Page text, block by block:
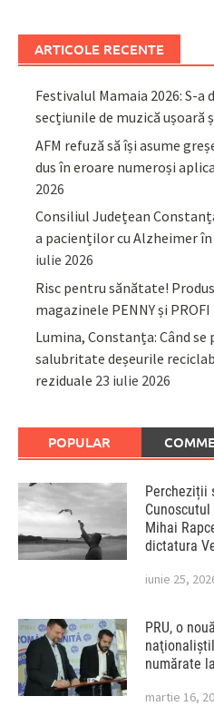
ARTICOLE RECENTE
Festivalul Mamaia 2026: S-
secțiunile de muzică ușoară
AFM refuză să își asume
dus în eroare numeroși
2026
Consiliul Județean
a pacienților cu Alzheimer în
iulie 2026
Risc pentru sănătate!
magazinele PENNY și PROFI
Lumina, Constanța: Când
salubritate deșeurile
reziduale 23 iulie 2026
POPULAR
Percheziții
Mihai
dictatura
iunie 25,
PRU, o
numărate
martie 16,